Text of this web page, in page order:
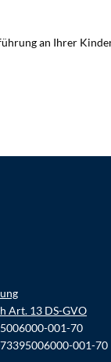
an Ihrer
Art. 13 DS-GVO
001-70
001-70